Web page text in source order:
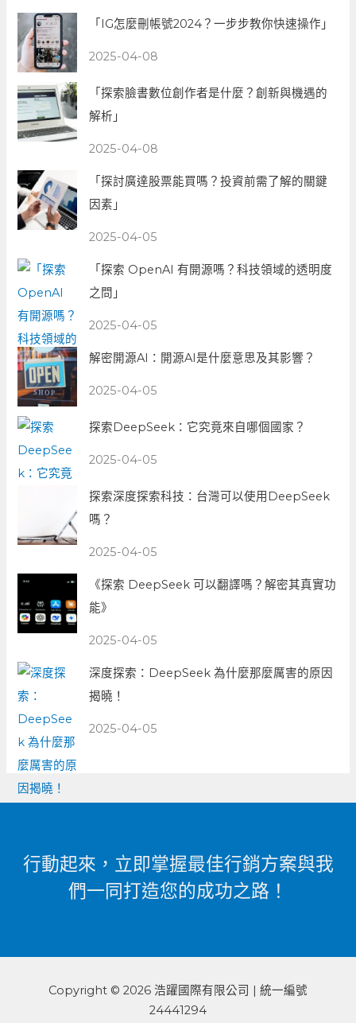
「IG怎麼刪帳號2024？一步步教你快速操作」
2025-04-08
「探索臉書數位創作者是什麼？創新與機遇的
解析」
2025-04-08
「探討廣達股票能買嗎？投資前需了解的關鍵
因素」
2025-04-05
「探索 OpenAI 有開源嗎？科技領域的透明度
之問」
2025-04-05
解密開源AI：開源AI是什麼意思及其影響？
2025-04-05
探索DeepSeek：它究竟來自哪個國家？
2025-04-05
探索深度探索科技：台灣可以使用DeepSeek
嗎？
2025-04-05
《探索 DeepSeek 可以翻譯嗎？解密其真實功
能》
2025-04-05
深度探索：DeepSeek 為什麼那麼厲害的原因
揭曉！
2025-04-05
行動起來，立即掌握最佳行銷方案與我
們一同打造您的成功之路！
Copyright © 2026 浩躍國際有限公司 | 統一編號
24441294